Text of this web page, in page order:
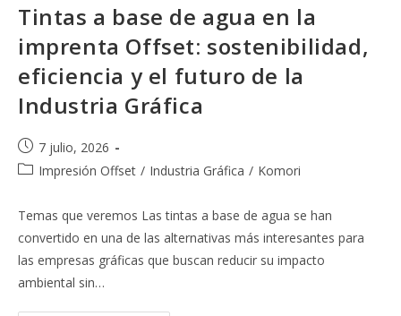
Tintas a base de agua en la
imprenta Offset: sostenibilidad,
eficiencia y el futuro de la
Industria Gráfica
Publicación
de
7 julio, 2026
Categoría
la
entrada:
Impresión Offset / Industria Gráfica / Komori
Temas que veremos Las tintas a base de agua se han
convertido en una de las alternativas más interesantes para
las empresas gráficas que buscan reducir su impacto
ambiental sin…